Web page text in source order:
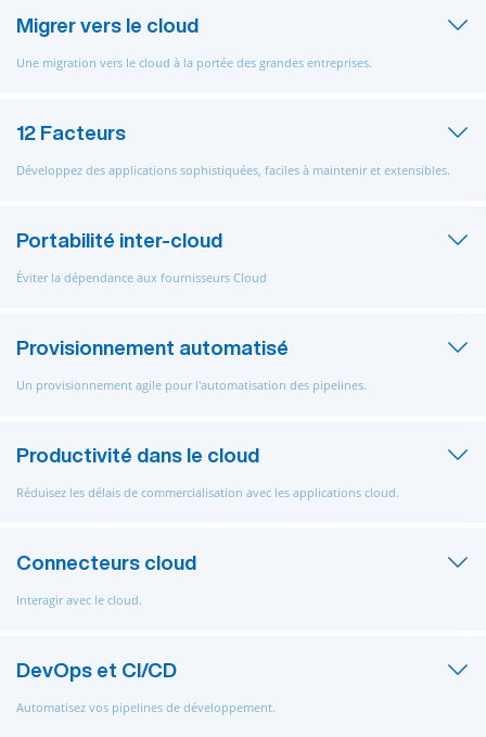
Migrer vers le cloud
Une migration vers le cloud à la portée des grandes entreprises.
12 Facteurs
Développez des applications sophistiquées, faciles à maintenir et extensibles.
Portabilité inter-cloud
Éviter la dépendance aux fournisseurs Cloud
Provisionnement automatisé
Un provisionnement agile pour l'automatisation des pipelines.
Productivité dans le cloud
Réduisez les délais de commercialisation avec les applications cloud.
Connecteurs cloud
Interagir avec le cloud.
DevOps et CI/CD
Automatisez vos pipelines de développement.